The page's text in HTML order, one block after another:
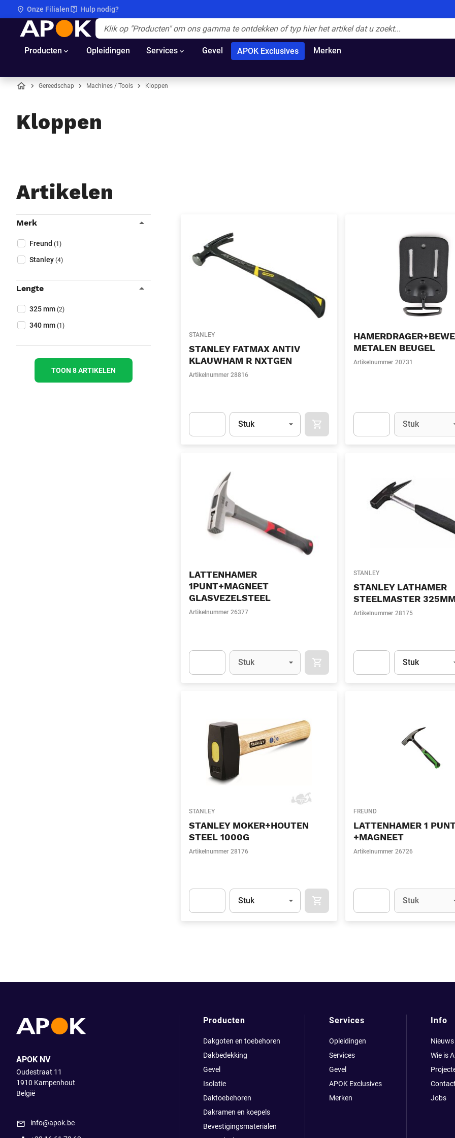
Onze Filialen Hulp nodig?
APOK
Producten Opleidingen Services Gevel APOK Exclusives Merken
Gereedschap Machines / Tools Kloppen
Kloppen
Artikelen
Filters
Merk
Merk (Optioneel)
Freund (1)
Stanley (4)
Lengte
Lengte (Optioneel)
325 mm (2)
340 mm (1)
TOON 8 ARTIKELEN
STANLEY
STANLEY FATMAX ANTIV
KLAUWHAM R NXTGEN
Artikelnummer 28816
Eenheid
Stuk
METALEN BEUGEL
Artikelnummer 20731
Eenheid
Stuk
LATTENHAMER
1PUNT+MAGNEET
GLASVEZELSTEEL
Artikelnummer 26377
Eenheid
Stuk
STANLEY
STANLEY LATHAMER
STEELMASTER 325MM
Artikelnummer 28175
Eenheid
Stuk
STANLEY
STANLEY MOKER+HOUTEN
STEEL 1000G
Artikelnummer 28176
Eenheid
Stuk
FREUND
LATTENHAMER 1
+MAGNEET
Artikelnummer 26726
Eenheid
Stuk
APOK NV
Oudestraat 11
1910 Kampenhout
België
info@apok.be
Producten
Dakgoten en toebehoren
Dakbedekking
Gevel
Isolatie
Daktoebehoren
Dakramen en koepels
Bevestigingsmaterialen
Services
Opleidingen
Services
Gevel
APOK Exclusives
Merken
Info
Nieuws
Wie is
Contact
Jobs